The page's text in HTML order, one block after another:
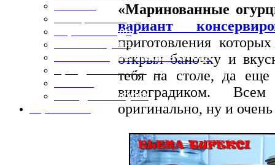
Первые блюда
Полевая кухня
Постные и диетические блюда
Праздничные блюда
Холодные закуски
«Маринованные
вариант
приготовления
открыл баночку и
тебя на столе, да
виноградиком.
оригинально, ну и